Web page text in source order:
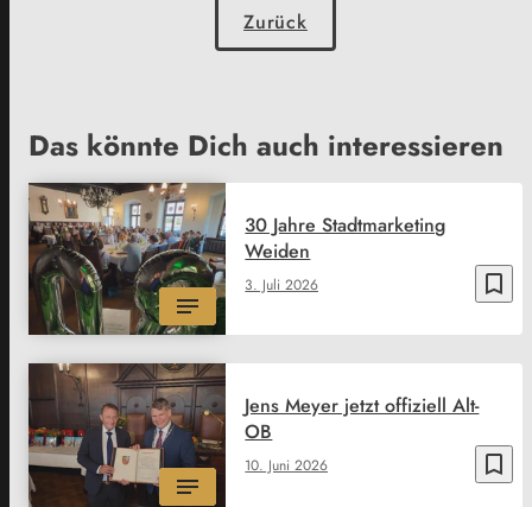
Zurück
Das könnte Dich auch interessieren
bookmark_border
3. Juli 2026
30 Jahre Stadtmarketing
Weiden
bookmark_border
10. Juni 2026
Jens Meyer jetzt offiziell Alt-
OB